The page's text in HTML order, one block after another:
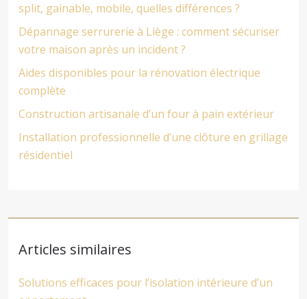
split, gainable, mobile, quelles différences ?
Dépannage serrurerie à Liège : comment sécuriser
votre maison après un incident ?
Aides disponibles pour la rénovation électrique
complète
Construction artisanale d’un four à pain extérieur
Installation professionnelle d’une clôture en grillage
résidentiel
Articles similaires
Solutions efficaces pour l’isolation intérieure d’un